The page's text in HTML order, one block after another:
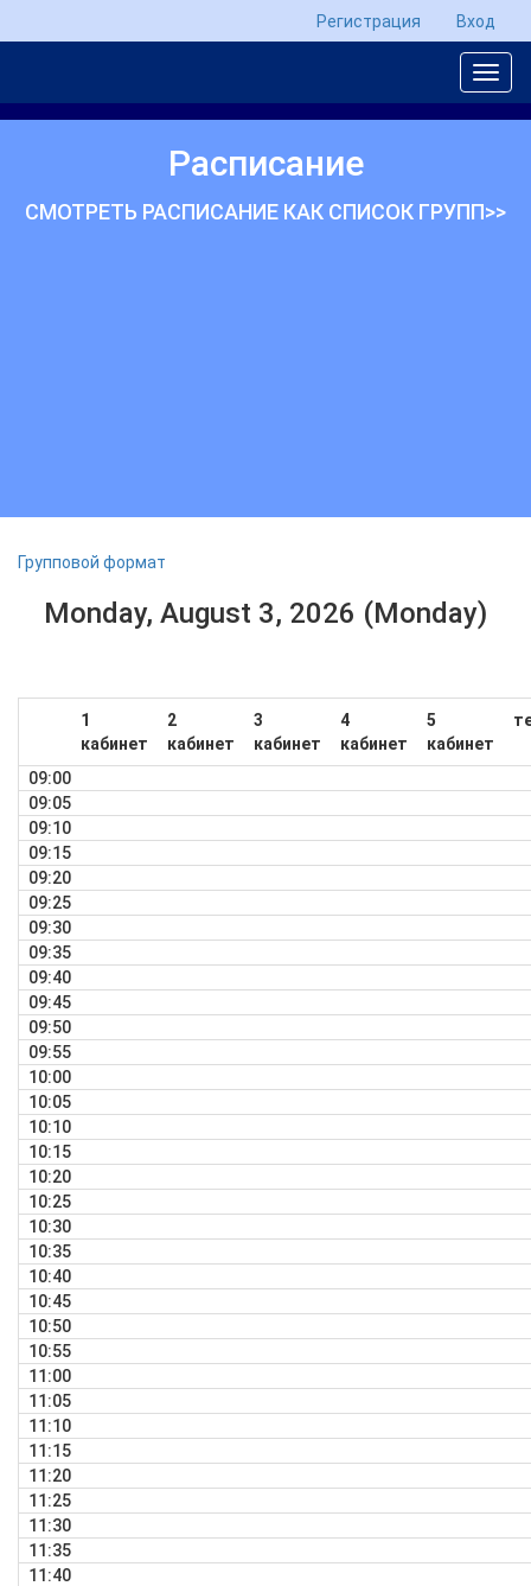
Вход
Регистрация
Расписание
СМОТРЕТЬ РАСПИСАНИЕ КАК СПИСОК ГРУПП>>
Групповой формат
Monday, August 3, 2026 (Monday)
1
кабинет
2
кабинет
3
кабинет
4
кабинет
5
кабинет
09:00
09:05
09:10
09:15
09:20
09:25
09:30
09:35
09:40
09:45
09:50
09:55
10:00
10:05
10:10
10:15
10:20
10:25
10:30
10:35
10:40
10:45
10:50
10:55
11:00
11:05
11:10
11:15
11:20
11:25
11:30
11:35
11:40